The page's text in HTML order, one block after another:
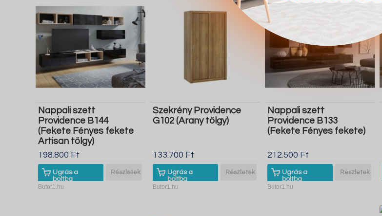
Nappali szett
Providence B144
(Fekete Fényes fekete
Artisan tölgy)
198.800 Ft
Ugrás a
boltba
Részletek
Butor1.hu
Szekrény Providence
G102 (Arany tölgy)
133.700 Ft
Ugrás a
boltba
Részletek
Butor1.hu
Nappali szett
Providence B133
(Fekete Fényes fekete)
212.500 Ft
Ugrás a
boltba
Részletek
Butor1.hu